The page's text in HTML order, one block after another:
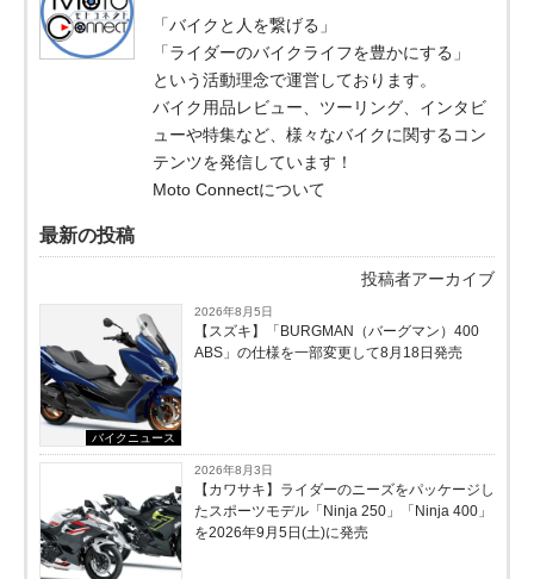
「バイクと人を繋げる」
「ライダーのバイクライフを豊かにする」
という活動理念で運営しております。
バイク用品レビュー、ツーリング、インタビ
ューや特集など、様々なバイクに関するコン
テンツを発信しています！
Moto Connectについて
最新の投稿
投稿者アーカイブ
バイクニュース
2026年8月5日
【スズキ】「BURGMAN（バーグマン）400
ABS」の仕様を一部変更して8月18日発売
2026年8月3日
【カワサキ】ライダーのニーズをパッケージし
たスポーツモデル「Ninja 250」「Ninja 400」
を2026年9月5日(土)に発売